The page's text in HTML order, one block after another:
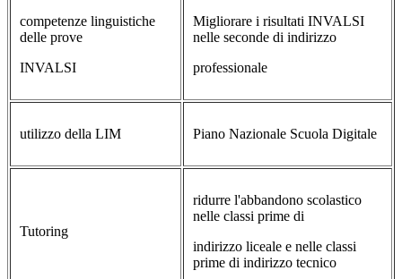
competenze linguistiche
delle prove
INVALSI
Migliorare i risultati INVALSI
nelle seconde di indirizzo
professionale
utilizzo della LIM Piano Nazionale Scuola Digitale
Tutoring
ridurre l'abbandono scolastico
nelle classi prime di
indirizzo liceale e nelle classi
prime di indirizzo tecnico